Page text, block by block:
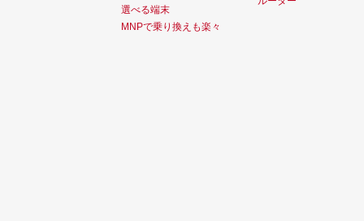
選べる端末
MNPで乗り換えも楽々